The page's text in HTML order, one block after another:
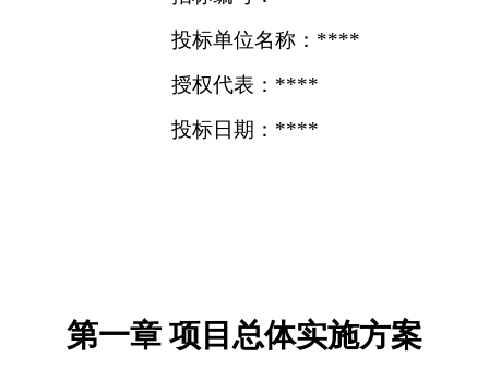
投标单位名称：****
授权代表：****
投标日期：****
第一章 项目总体实施方案